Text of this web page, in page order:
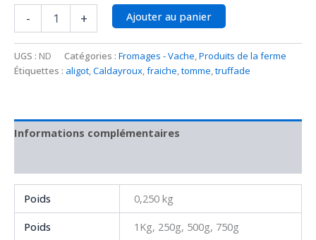
- + Ajouter au panier
UGS : ND Catégories : Fromages - Vache,Produits de la ferme
Étiquettes : aligot,Caldayroux,fraiche,tomme,truffade
Informations complémentaires
Poids
0,250 kg
Poids
1Kg, 250g, 500g, 750g